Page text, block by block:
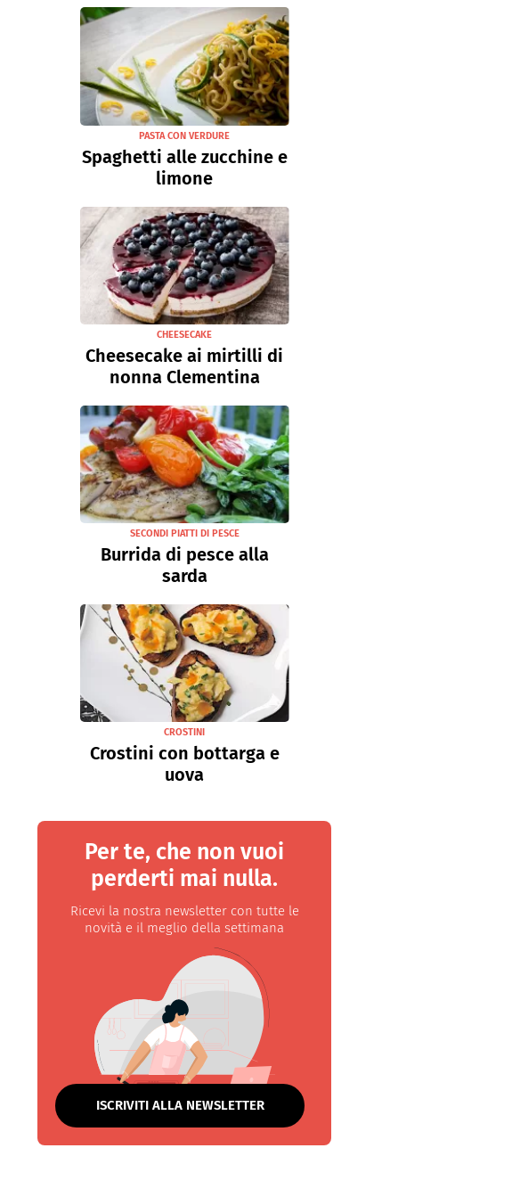
PASTA CON VERDURE
Spaghetti alle zucchine e
limone
CHEESECAKE
Cheesecake ai mirtilli di
nonna Clementina
SECONDI PIATTI DI PESCE
Burrida di pesce alla
sarda
CROSTINI
Crostini con bottarga e
uova
Per te, che non vuoi
perderti mai nulla.
Ricevi la nostra newsletter con tutte le
novità e il meglio della settimana
ISCRIVITI ALLA NEWSLETTER